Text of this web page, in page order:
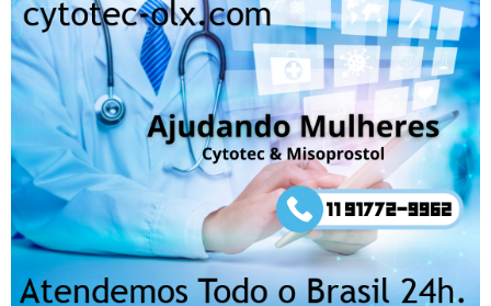
22/05/2026 16:35:20
Helly
(1999997****
em http://www.proaborto.com)
Eu estou preparada em varias
áreas mas psicologicamente p ter
sozinha nao estou
22/05/2026 17:09:20
Helly
(1999997****